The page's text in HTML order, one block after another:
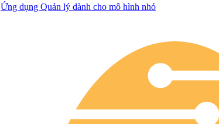
Ứng dụng Quản lý dành cho mô hình nhỏ